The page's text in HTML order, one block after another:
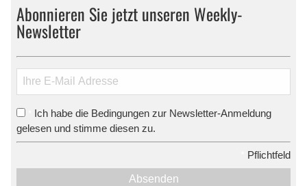
Abonnieren Sie jetzt unseren Weekly-
Newsletter
Ich habe die Bedingungen zur Newsletter-Anmeldung
gelesen und stimme diesen zu.
Pflichtfeld
Absenden